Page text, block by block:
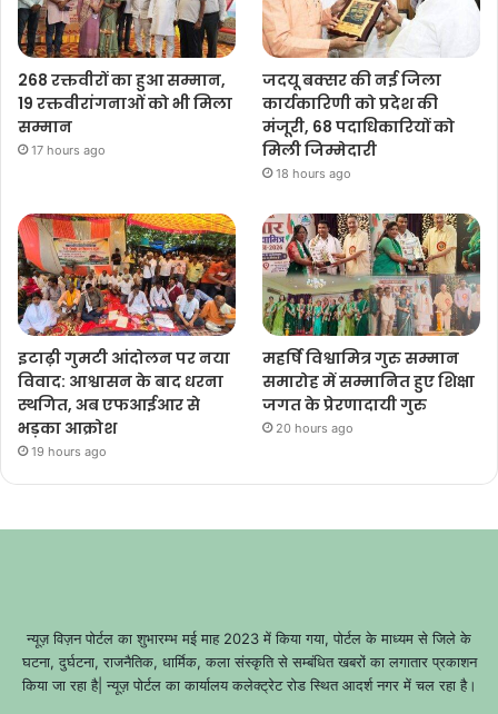
268 रक्तवीरों का हुआ सम्मान,
19 रक्तवीरांगनाओं को भी मिला
सम्मान
17 hours ago
जदयू बक्सर की नई जिला
कार्यकारिणी को प्रदेश की
मंजूरी, 68 पदाधिकारियों को
मिली जिम्मेदारी
18 hours ago
इटाढ़ी गुमटी आंदोलन पर नया
विवाद: आश्वासन के बाद धरना
स्थगित, अब एफआईआर से
भड़का आक्रोश
19 hours ago
महर्षि विश्वामित्र गुरु सम्मान
समारोह में सम्मानित हुए शिक्षा
जगत के प्रेरणादायी गुरु
20 hours ago
न्यूज़ विज़न पोर्टल का शुभारम्भ मई माह 2023 में किया गया, पोर्टल के माध्यम से जिले के
घटना, दुर्घटना, राजनैतिक, धार्मिक, कला संस्कृति से सम्बंधित खबरों का लगातार प्रकाशन
किया जा रहा है| न्यूज़ पोर्टल का कार्यालय कलेक्ट्रेट रोड स्थित आदर्श नगर में चल रहा है।